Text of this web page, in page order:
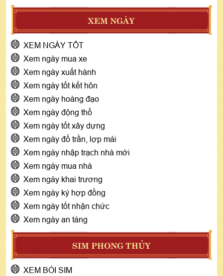
XEM NGÀY
XEM NGÀY TỐT
Xem ngày mua xe
Xem ngày xuất hành
Xem ngày tốt kết hôn
Xem ngày hoàng đạo
Xem ngày động thổ
Xem ngày tốt xây dựng
Xem ngày đổ trần, lợp mái
Xem ngày nhập trạch nhà mới
Xem ngày mua nhà
Xem ngày khai trương
Xem ngày ký hợp đồng
Xem ngày tốt nhận chức
Xem ngày an táng
SIM PHONG THỦY
XEM BÓI SIM